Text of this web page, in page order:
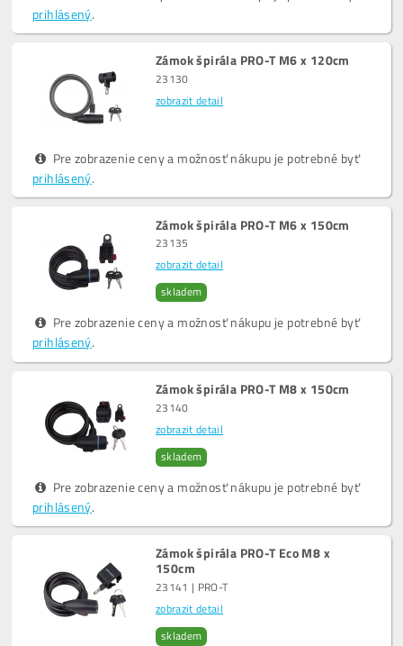
prihlásený.
Zámok špirála PRO-T M6 x 120cm
23130
zobrazit detail
Pre zobrazenie ceny a možnosť nákupu je potrebné byť
prihlásený.
Zámok špirála PRO-T M6 x 150cm
23135
zobrazit detail
skladem
Pre zobrazenie ceny a možnosť nákupu je potrebné byť
prihlásený.
Zámok špirála PRO-T M8 x 150cm
23140
zobrazit detail
skladem
Pre zobrazenie ceny a možnosť nákupu je potrebné byť
prihlásený.
Zámok špirála PRO-T Eco M8 x
150cm
23141 | PRO-T
zobrazit detail
skladem